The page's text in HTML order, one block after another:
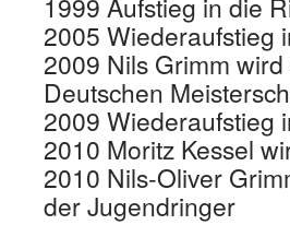
2005 Wiederaufstieg
2009 Nils Grimm
Deutschen
2009 Wiederaufstieg
2010 Moritz Kessel
2010 Nils-Oliver
der Jugendringer